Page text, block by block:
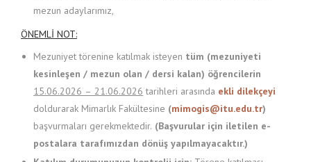
mezun adaylarımız,
ÖNEMLİ NOT:
Mezuniyet törenine katılmak isteyen tüm (mezuniyeti
kesinleşen / mezun olan / dersi kalan) öğrencilerin
15.06.2026 – 21.06.2026 tarihleri arasında ekli dilekçeyi
doldurarak Mimarlık Fakültesine (mimogis@itu.edu.tr)
başvurmaları gerekmektedir. (Başvurular için iletilen e-
postalara tarafımızdan dönüş yapılmayacaktır.)